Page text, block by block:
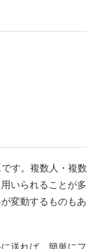
す。複数人・複数
いられることが多
変動するものもあ
送れば、簡単にフ